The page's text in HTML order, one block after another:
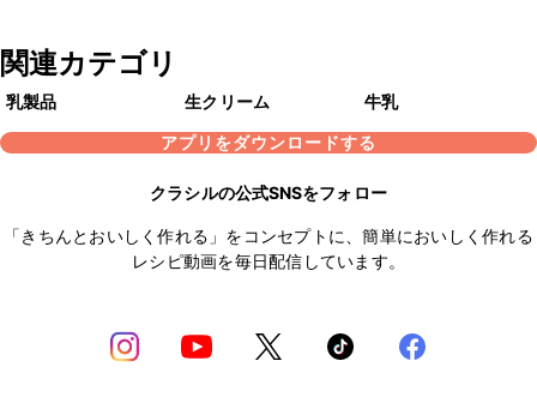
関連カテゴリ
乳製品 生クリーム
牛乳
アプリをダウンロードする
クラシルの公式SNSをフォロー
「きちんとおいしく作れる」をコンセプトに、簡単においしく作れる
レシピ動画を毎日配信しています。